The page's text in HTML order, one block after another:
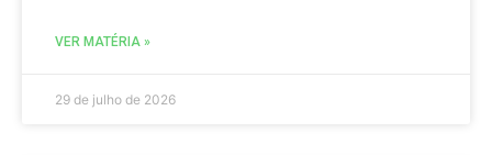
VER MATÉRIA »
29 de julho de 2026